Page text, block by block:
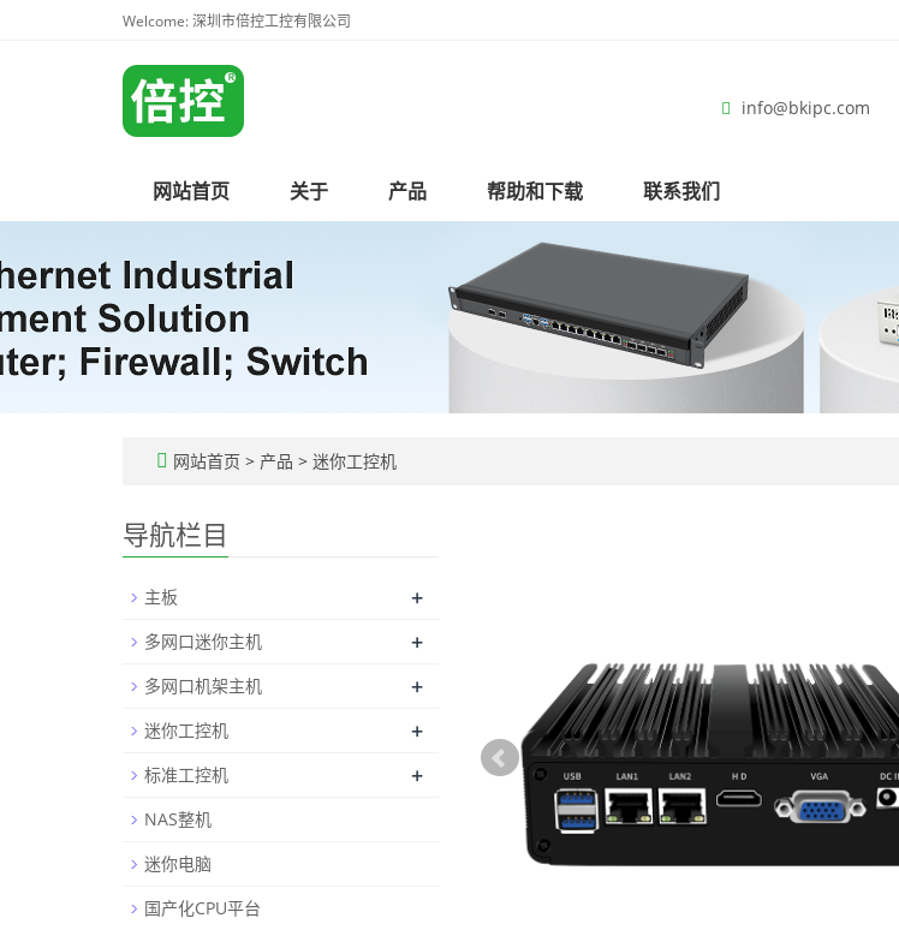
Welcome: 深圳市倍控工控有限公司
info@bkipc.com
网站首页 关于 产品 帮助和下载 联系我们
网站首页 > 产品 > 迷你工控机
导航栏目
主板 +
多网口迷你主机 +
多网口机架主机 +
迷你工控机 +
标准工控机 +
NAS整机
迷你电脑
国产化CPU平台